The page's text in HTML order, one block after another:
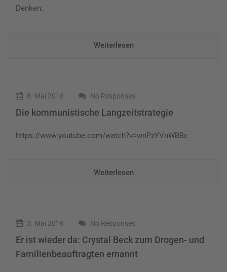
Denken.
Weiterlesen
8. Mai 2016 No Responses
Die kommunistische Langzeitstrategie
https://www.youtube.com/watch?v=wnPzYVnWBBc
Weiterlesen
3. Mai 2016 No Responses
Er ist wieder da: Crystal Beck zum Drogen- und
Familienbeauftragten ernannt